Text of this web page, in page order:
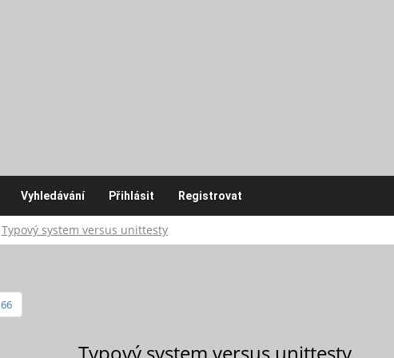
Vyhledávání Přihlásit Registrovat
Typový system versus unittesty
66